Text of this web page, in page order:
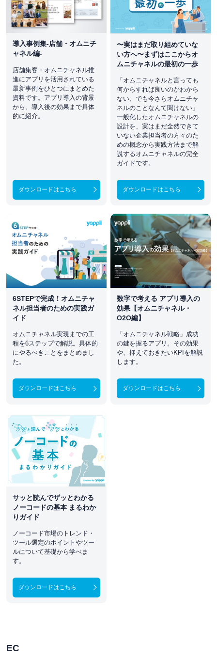
導入事例集-店舗・オムニチ
ャネル編-
店舗集客・オムニチャネル推
進にアプリを活用されている
最新事例をひとつにまとめた
資料です。アプリ導入の背景
から、導入後の効果まで具体
的に紹介。
ダウンロードはこちら
〜実はまだ取り組めていな
い方へ〜まずはここからオ
ムニチャネルの最初の一歩
「オムニチャネルと言っても
何からすれば良いのかわから
ない、でも今さらオムニチャ
ネルのことなんて聞けない」
一般化したオムニチャネルの
設計を、実はまだ全然できて
いない企業担当者の方々のた
めの概念から実践方法まで解
説するオムニチャネルの完全
ガイドです。
ダウンロードはこちら
6STEPで完成！オムニチャ
ネル担当者のための実践ガ
イド
オムニチャネル実現までの工
程を6ステップで解説。具体的
にやるべきことをまとめまし
た。
ダウンロードはこちら
数字で考える アプリ導入の
効果【オムニチャネル・
O2O編】
「オムニチャネル戦略」成功
の鍵を握るアプリ。その効果
や、抑えておきたいKPIを解説
します。
ダウンロードはこちら
サッと読んでザッとわかる
ノーコードの基本 まるわか
りガイド
ノーコード市場のトレンド・
ツール選定のポイントやツー
ルについて基礎から学べま
す。
ダウンロードはこちら
EC